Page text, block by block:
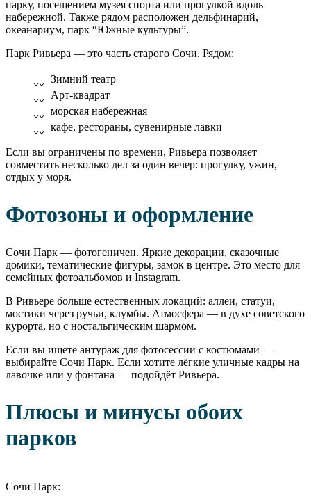
парку, посещением музея спорта или прогулкой вдоль
набережной. Также рядом расположен дельфинарий,
океанариум, парк “Южные культуры”.
Парк Ривьера — это часть старого Сочи. Рядом:
Зимний театр
Арт-квадрат
морская набережная
кафе, рестораны, сувенирные лавки
Если вы ограничены по времени, Ривьера позволяет
совместить несколько дел за один вечер: прогулку, ужин,
отдых у моря.
Фотозоны и оформление
Сочи Парк — фотогеничен. Яркие декорации, сказочные
домики, тематические фигуры, замок в центре. Это место для
семейных фотоальбомов и Instagram.
В Ривьере больше естественных локаций: аллеи, статуи,
мостики через ручьи, клумбы. Атмосфера — в духе советского
курорта, но с ностальгическим шармом.
Если вы ищете антураж для фотосессии с костюмами —
выбирайте Сочи Парк. Если хотите лёгкие уличные кадры на
лавочке или у фонтана — подойдёт Ривьера.
Плюсы и минусы обоих
парков
Сочи Парк: